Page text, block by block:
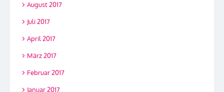
August 2017
Juli 2017
April 2017
März 2017
Februar 2017
Januar 2017